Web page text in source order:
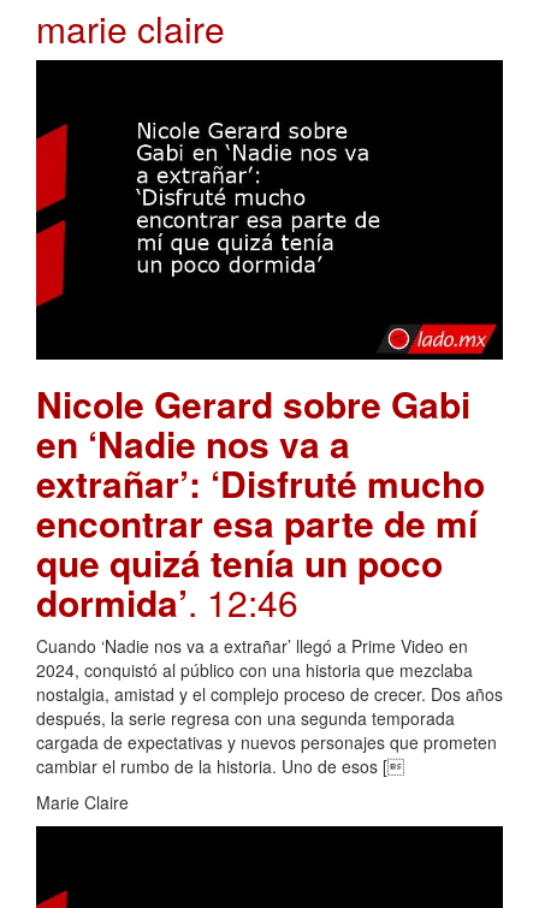
marie claire
Nicole Gerard sobre Gabi
en ‘Nadie nos va a
extrañar’: ‘Disfruté mucho
encontrar esa parte de mí
que quizá tenía un poco
dormida’. 12:46
Cuando ‘Nadie nos va a extrañar’ llegó a Prime Video en
2024, conquistó al público con una historia que mezclaba
nostalgia, amistad y el complejo proceso de crecer. Dos años
después, la serie regresa con una segunda temporada
cargada de expectativas y nuevos personajes que prometen
cambiar el rumbo de la historia. Uno de esos [
Marie Claire